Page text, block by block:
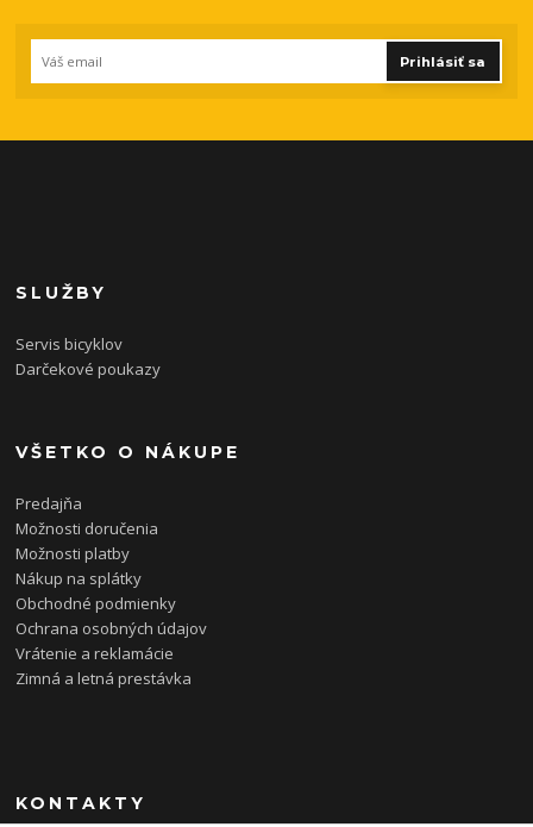
Prihlásiť sa
SLUŽBY
Servis bicyklov
Darčekové poukazy
VŠETKO O NÁKUPE
Predajňa
Možnosti doručenia
Možnosti platby
Nákup na splátky
Obchodné podmienky
Ochrana osobných údajov
Vrátenie a reklamácie
Zimná a letná prestávka
KONTAKTY